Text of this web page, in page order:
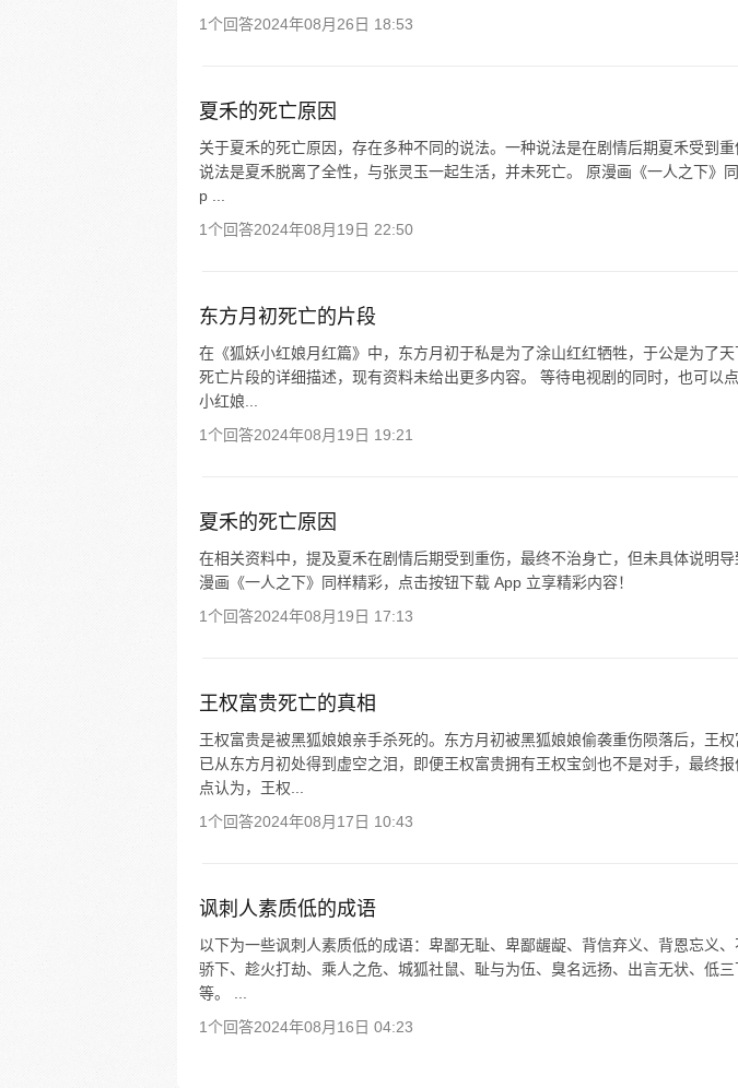
1个回答2024年08月26日 18:53
夏禾的死亡原因
关于夏禾的死亡原因，存在多种不同的说法。一种说法是在剧情后期夏禾受到
说法是夏禾脱离了全性，与张灵玉一起生活，并未死亡。 原漫画《一人之下》
p ...
1个回答2024年08月19日 22:50
东方月初死亡的片段
在《狐妖小红娘月红篇》中，东方月初于私是为了涂山红红牺牲，于公是为了
死亡片段的详细描述，现有资料未给出更多内容。 等待电视剧的同时，也可以
小红娘...
1个回答2024年08月19日 19:21
夏禾的死亡原因
在相关资料中，提及夏禾在剧情后期受到重伤，最终不治身亡，但未具体说明
漫画《一人之下》同样精彩，点击按钮下载 App 立享精彩内容！
1个回答2024年08月19日 17:13
王权富贵死亡的真相
王权富贵是被黑狐娘娘亲手杀死的。东方月初被黑狐娘娘偷袭重伤陨落后，王
已从东方月初处得到虚空之泪，即便王权富贵拥有王权宝剑也不是对手，最终
点认为，王权...
1个回答2024年08月17日 10:43
讽刺人素质低的成语
以下为一些讽刺人素质低的成语：卑鄙无耻、卑鄙龌龊、背信弃义、背恩忘义
骄下、趁火打劫、乘人之危、城狐社鼠、耻与为伍、臭名远扬、出言无状、低
等。 ...
1个回答2024年08月16日 04:23